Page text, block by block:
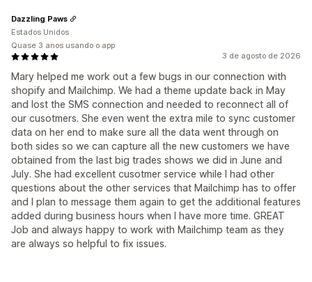
3 de agosto de 2026
Mary helped me work out a few bugs in our connection with
shopify and Mailchimp. We had a theme update back in May
and lost the SMS connection and needed to reconnect all of
our cusotmers. She even went the extra mile to sync customer
data on her end to make sure all the data went through on
both sides so we can capture all the new customers we have
obtained from the last big trades shows we did in June and
July. She had excellent cusotmer service while I had other
questions about the other services that Mailchimp has to offer
and I plan to message them again to get the additional features
added during business hours when I have more time. GREAT
Job and always happy to work with Mailchimp team as they
are always so helpful to fix issues.
Dazzling Paws
Estados Unidos
Quase 3 anos usando o app